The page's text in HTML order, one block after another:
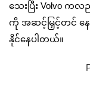
သေးပြီး Volvo ကလ
ကို အဆင့်မြှင့်တင် နေ
နိုင်နေပါတယ်။